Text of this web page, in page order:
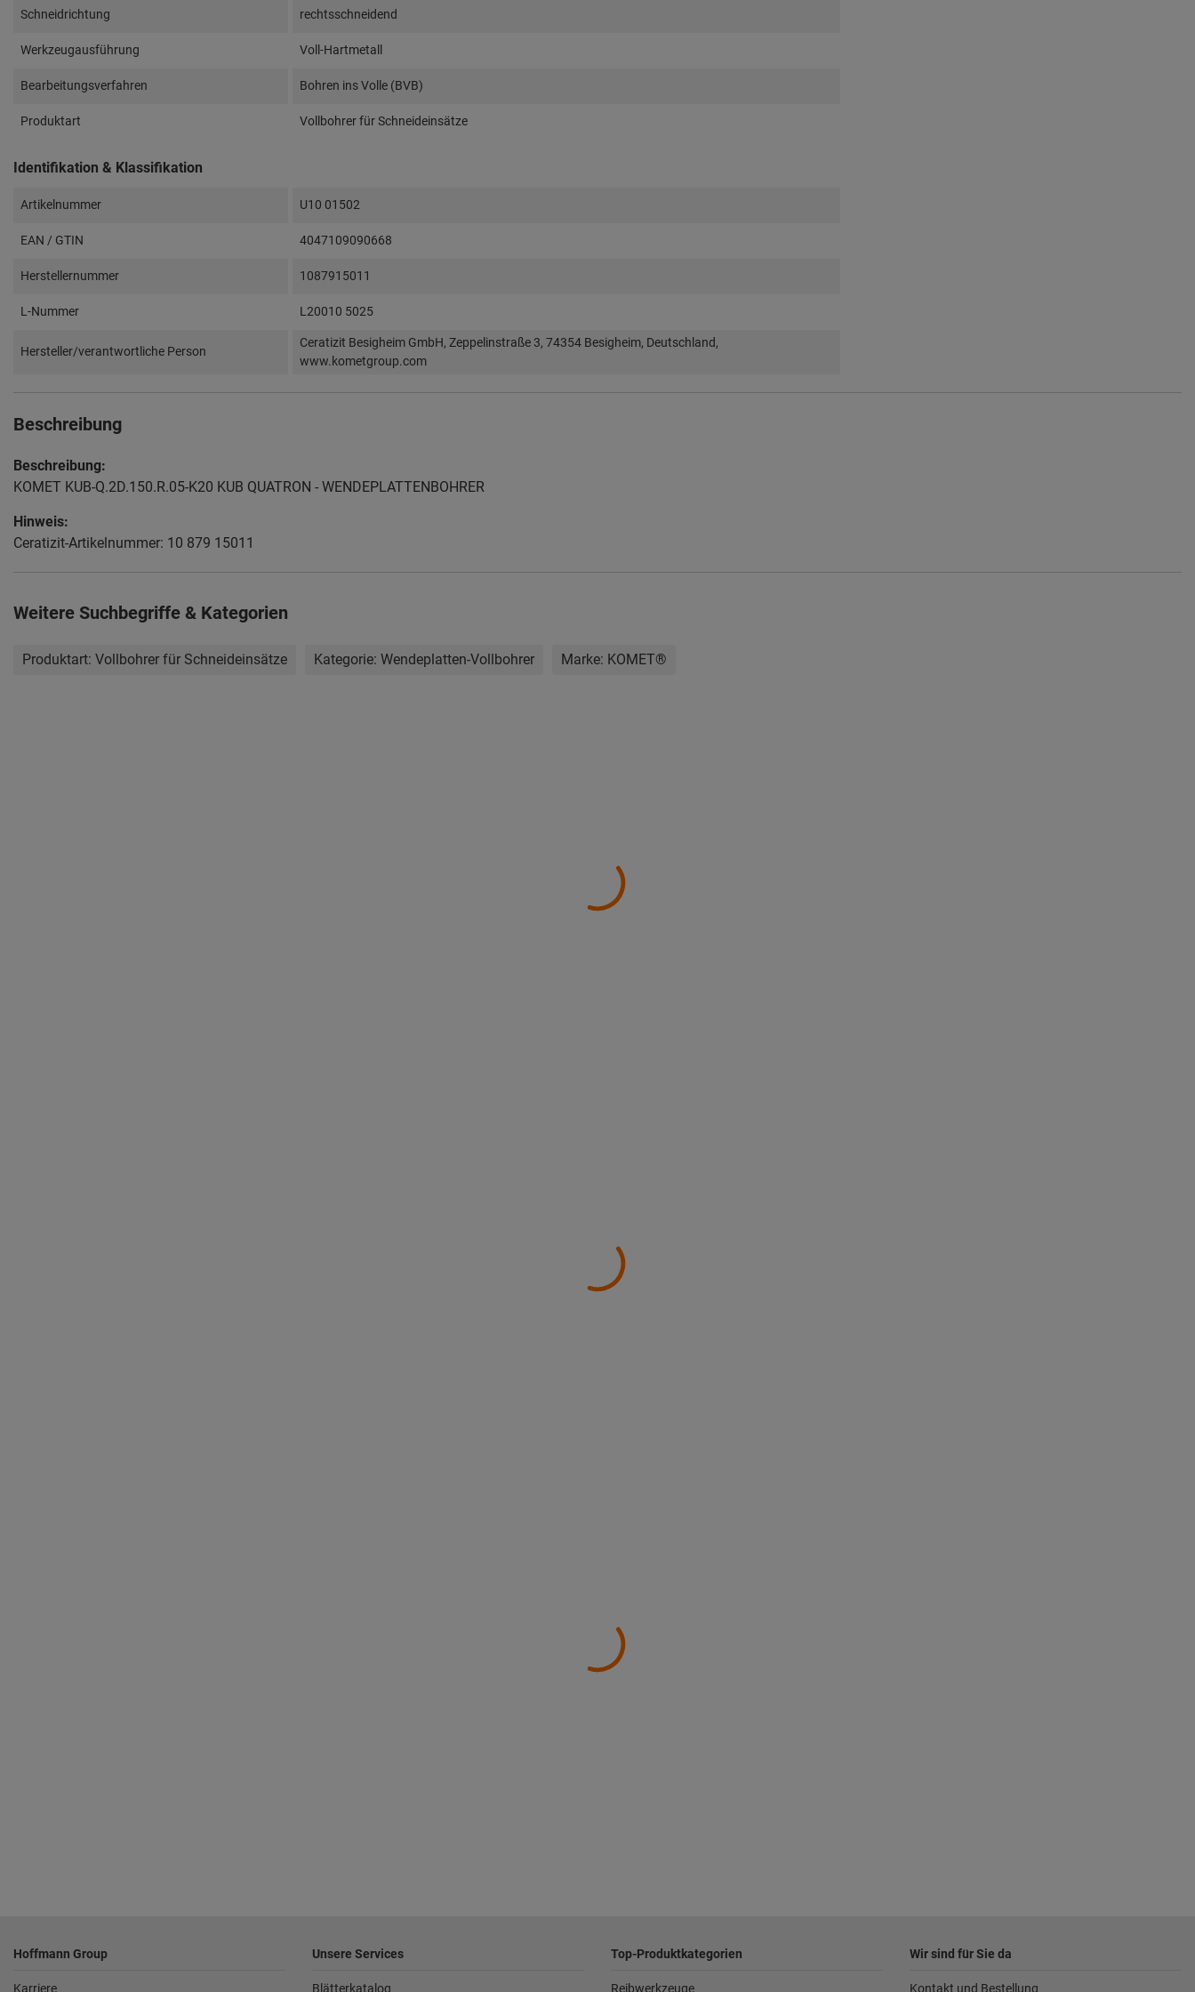
Schneidrichtung rechtsschneidend
Werkzeugausführung Voll-Hartmetall
Bearbeitungsverfahren Bohren ins Volle (BVB)
Produktart Vollbohrer für Schneideinsätze
Identifikation & Klassifikation
Artikelnummer U10 01502
EAN / GTIN 4047109090668
Herstellernummer 1087915011
L-Nummer L20010 5025
Hersteller/verantwortliche Person
Ceratizit Besigheim GmbH, Zeppelinstraße 3, 74354 Besigheim, Deutschland,
www.kometgroup.com
Beschreibung
Beschreibung:
KOMET KUB-Q.2D.150.R.05-K20 KUB QUATRON - WENDEPLATTENBOHRER
Hinweis:
Ceratizit-Artikelnummer: 10 879 15011
Weitere Suchbegriffe & Kategorien
Produktart: Vollbohrer für Schneideinsätze Kategorie: Wendeplatten-Vollbohrer Marke: KOMET®
Hoffmann Group
Karriere
Unsere Services
Blätterkatalog
Top-Produktkategorien
Reibwerkzeuge
Wir sind für Sie da
Kontakt und Bestellung